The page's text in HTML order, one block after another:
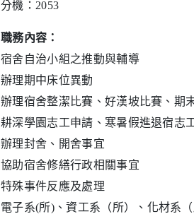
分機： 2053
職務內容：
宿舍自治小組之推動與輔導
辦理期中床位異動
辦理宿舍整潔比賽、好漢坡比賽、期
耕深學園志工申請、寒暑假進退宿志
辦理封舍、開舍事宜
協助宿舍修繕行政相關事宜
特殊事件反應及處理
電子系(所)、資工系（所）、化材系